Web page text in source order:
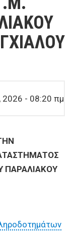
2026 - 08:20 πμ
ΠΑΡΑΛΙΑΚΟΥ